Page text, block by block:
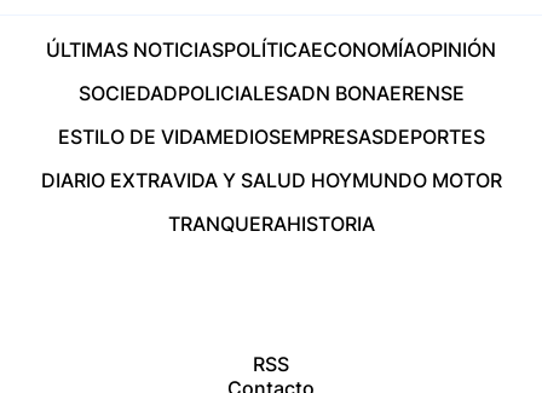
ÚLTIMAS NOTICIASPOLÍTICAECONOMÍAOPINIÓN
SOCIEDADPOLICIALESADN BONAERENSE
ESTILO DE VIDAMEDIOSEMPRESASDEPORTES
DIARIO EXTRAVIDA Y SALUD HOYMUNDO MOTOR
TRANQUERAHISTORIA
RSS